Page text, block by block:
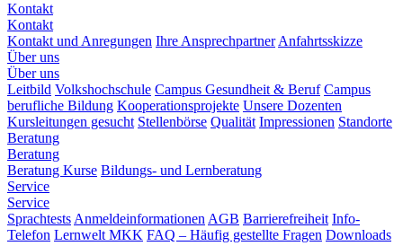
Kontakt
Kontakt
Kontakt und Anregungen Ihre Ansprechpartner Anfahrtsskizze
Über uns
Über uns
Leitbild Volkshochschule Campus Gesundheit & Beruf Campus
berufliche Bildung Kooperationsprojekte Unsere Dozenten
Kursleitungen gesucht Stellenbörse Qualität Impressionen Standorte
Beratung
Beratung
Beratung Kurse Bildungs- und Lernberatung
Service
Service
Sprachtests Anmeldeinformationen AGB Barrierefreiheit Info-
Telefon Lernwelt MKK FAQ – Häufig gestellte Fragen Downloads